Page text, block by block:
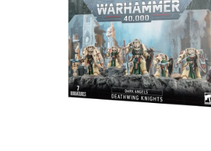
BARVY A POMŮCKY
SKY RIDERS COFFEE